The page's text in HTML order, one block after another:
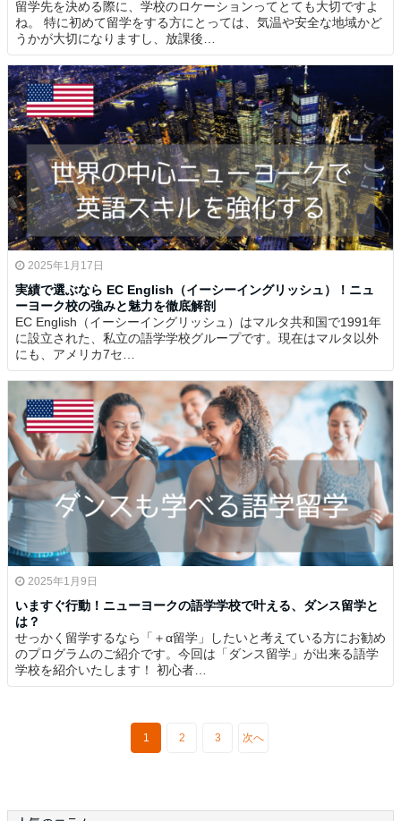
留学先を決める際に、学校のロケーションってとても大切ですよ
ね。 特に初めて留学をする方にとっては、気温や安全な地域かど
うかが大切になりますし、放課後…
2025年1月17日
実績で選ぶなら EC English（イーシーイングリッシュ）！ニュ
ーヨーク校の強みと魅力を徹底解剖
EC English（イーシーイングリッシュ）はマルタ共和国で1991年
に設立された、私立の語学学校グループです。現在はマルタ以外
にも、アメリカ7セ…
2025年1月9日
いますぐ行動！ニューヨークの語学学校で叶える、ダンス留学と
は？
せっかく留学するなら「＋α留学」したいと考えている方にお勧め
のプログラムのご紹介です。今回は「ダンス留学」が出来る語学
学校を紹介いたします！ 初心者…
1 2 3 次へ